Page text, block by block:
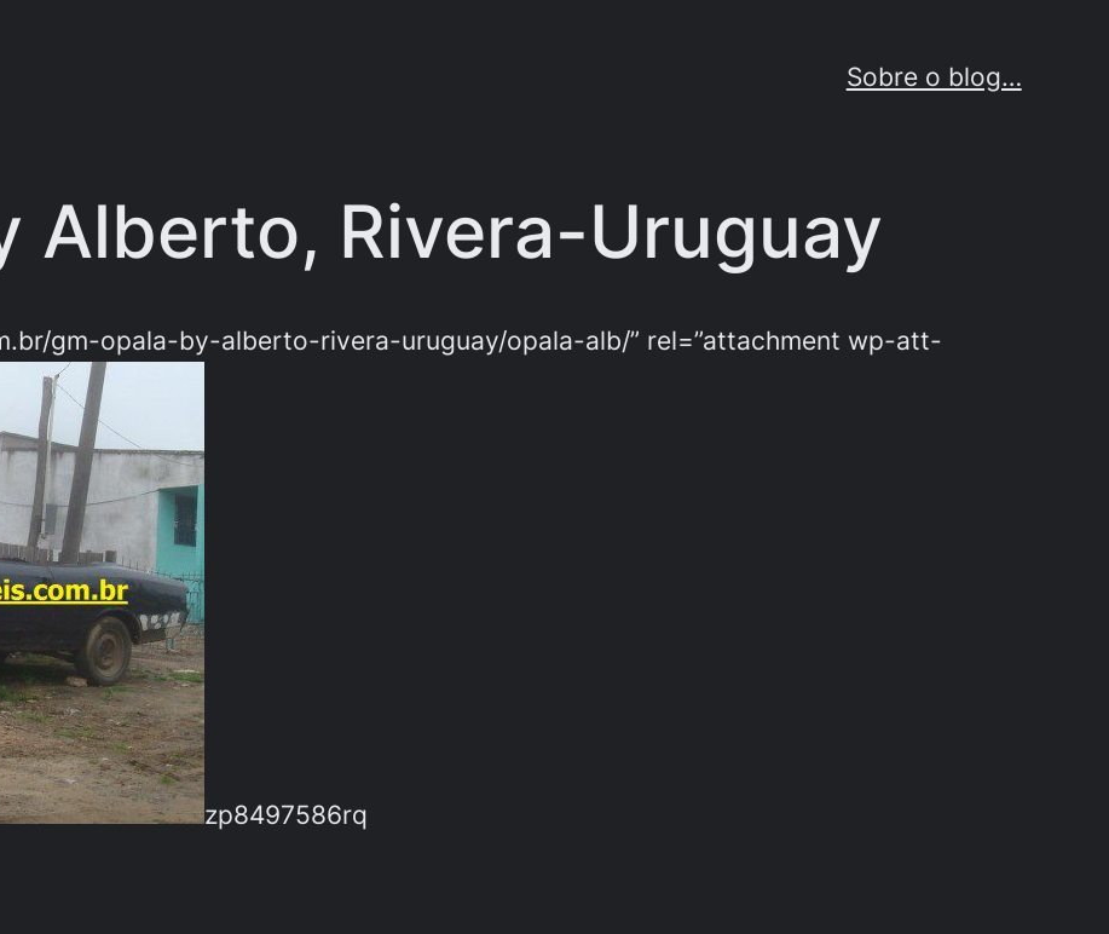
Sobre o blog…
Alberto, Rivera-Uruguay
gm-opala-by-alberto-rivera-uruguay/opala-alb/” rel=”attachment wp-att-
zp8497586rq